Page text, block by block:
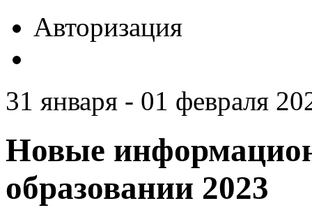
Авторизация
31 января - 01 февраля
Новые
образовании 2023